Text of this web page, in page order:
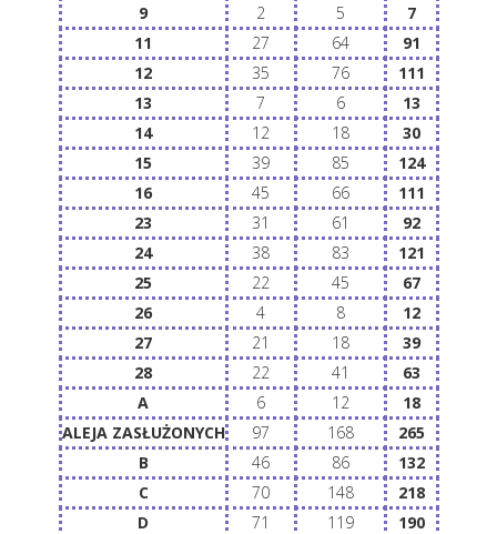
9
2 5
7
11
27 64
91
12
35 76
111
13
7 6
13
14
12 18
30
15
39 85
124
16
45 66
111
23
31 61
92
24
38 83
121
25
22 45
67
26
4 8
12
27
21 18
39
28
22 41
63
A
6 12
18
ALEJA ZASŁUŻONYCH
97 168
265
B
46 86
132
C
70 148
218
D
71 119
190